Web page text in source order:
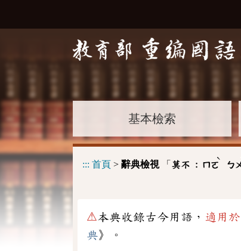
基本檢索
::: 首頁 > 辭典檢視「 莫不 : ㄇㄛ
ˋ
ㄅ
⚠本典收錄古今用語， 適用
典》。